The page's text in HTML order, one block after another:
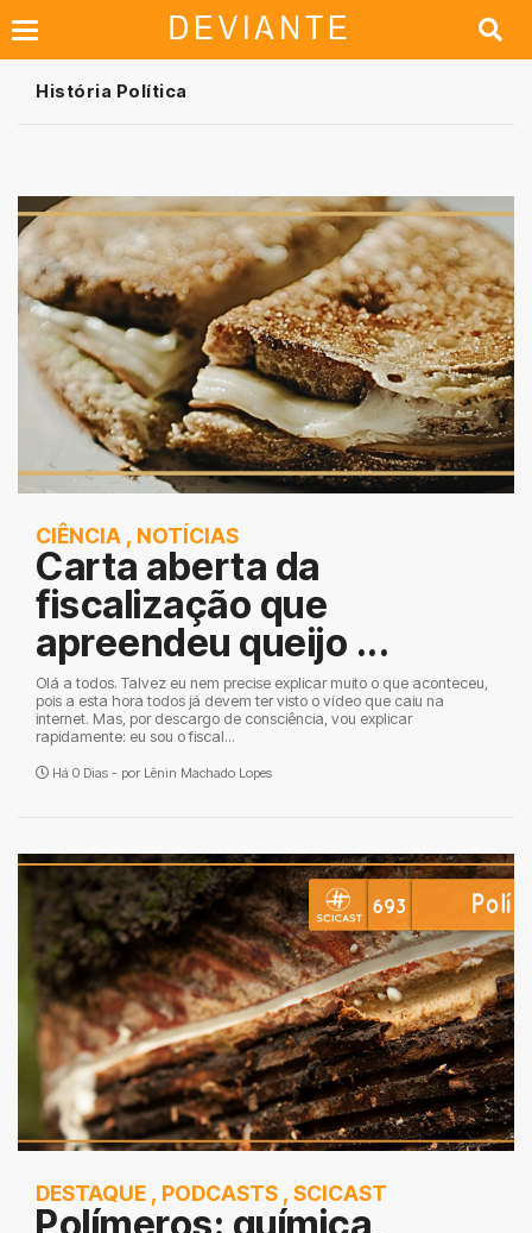
História Política
CIÊNCIA , NOTÍCIAS
Carta aberta da
fiscalização que
apreendeu queijo ...
Olá a todos. Talvez eu nem precise explicar muito o que aconteceu,
pois a esta hora todos já devem ter visto o vídeo que caiu na
internet. Mas, por descargo de consciência, vou explicar
rapidamente: eu sou o fiscal...
Há 0 Dias - por Lênin Machado Lopes
DESTAQUE , PODCASTS , SCICAST